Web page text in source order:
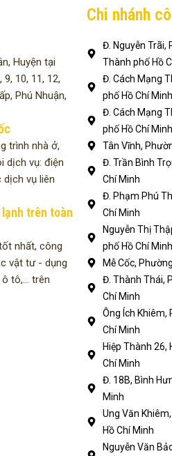
Huyện tại
9, 10, 11, 12,
Phú Nhuận,
trình nhà ở,
dịch vụ: điện
vụ liên
trên toàn
nhất, công
vật tư - dụng
tô,... trên
Chi nhánh
Đ. Nguyễn Trãi,
Thành phố Hồ
Đ. Cách Mạng
phố Hồ Chí Minh
Đ. Cách Mạng
phố Hồ Chí Minh
Tân Vĩnh,
Đ. Trần Bình
Chí Minh
Đ. Phạm Phú
Chí Minh
Nguyễn Thị
phố Hồ Chí Minh
Mễ Cốc,
Đ. Thành Thái,
Chí Minh
Ông Ích Khiêm,
Chí Minh
Hiệp Thành 26,
Chí Minh
Đ. 18B, Bình
Minh
Ung Văn
Hồ Chí Minh
Nguyễn Văn